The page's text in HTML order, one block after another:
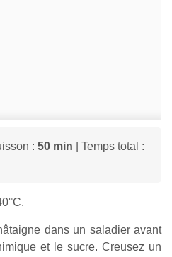
: 50 min | Temps total :
dans un saladier avant
et le sucre. Creusez un